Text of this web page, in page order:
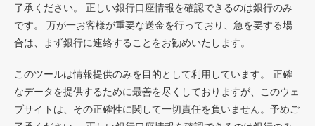
了承ください。 正しい銀行口座情報を確認できるのは銀行のみ
です。 万が一お客様が重要な送金を行っており、急を要する場
合は、まず銀行に連絡することをお勧めいたします。
このツールは情報提供のみを目的として利用しています。 正確
なデータを提供するために最善を尽くしておりますが、このウェ
ブサイトは、その正確性に関して一切責任を負いません。予めご